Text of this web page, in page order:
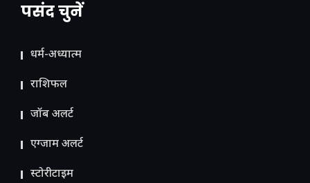
पसंद चुनें
धर्म-अध्यात्म
राशिफल
जॉब अलर्ट
एग्जाम अलर्ट
स्टोरीटाइम